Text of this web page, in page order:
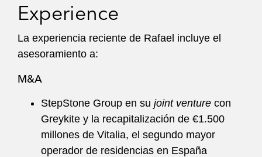
Experience
La experiencia reciente de Rafael incluye el
asesoramiento a:
M&A
StepStone Group en su joint venture con
Greykite y la recapitalización de €1.500
millones de Vitalia, el segundo mayor
operador de residencias en España